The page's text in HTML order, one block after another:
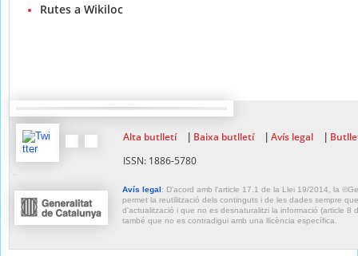
Rutes a Wikiloc
Alta butlletí Baixa butlletí Avís legal
ISSN: 1886-5780
Avís legal: D'acord amb l'article 17.1 de la Llei 19/2014, la
permet la reutilització dels continguts i de les dades sempre
d'actualització i que no es desnaturalitzi la informació (article 8
també que no es contradigui amb una llicència específica.